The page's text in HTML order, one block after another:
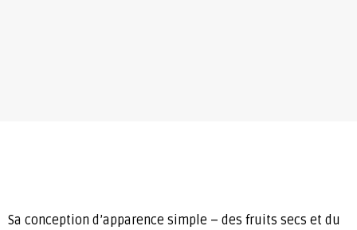
Sa conception d’apparence simple – des fruits secs et du